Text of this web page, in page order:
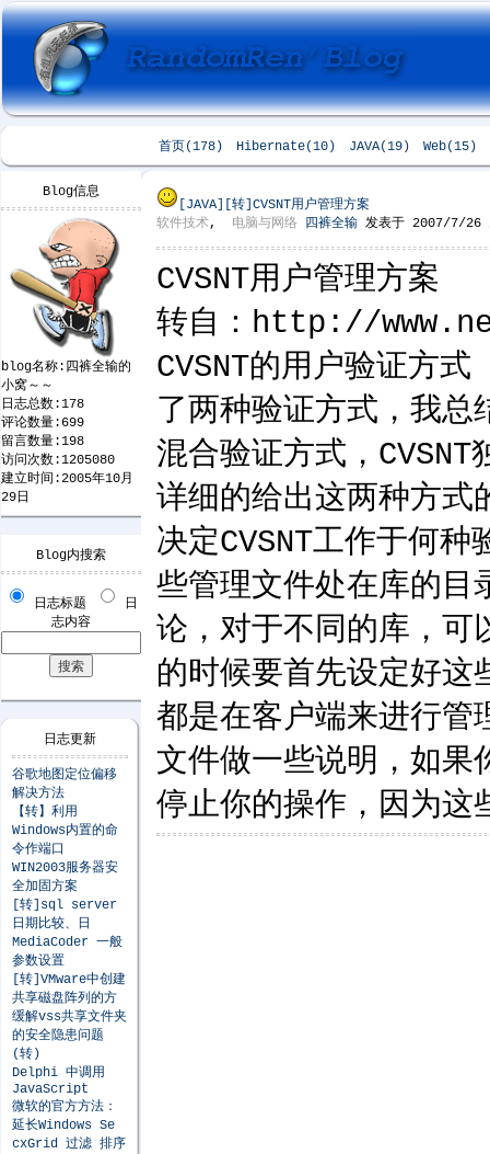
首页(178) Hibernate(10) JAVA(19) Web(15)
Blog信息
blog名称:四裤全输的
小窝～～
日志总数:178
评论数量:699
留言数量:198
访问次数:1205080
建立时间:2005年10月
29日
Blog内搜索
日志标题
日
志内容
日志更新
谷歌地图定位偏移
解决方法
【转】利用
Windows内置的命
令作端口
WIN2003服务器安
全加固方案
[转]sql server
日期比较、日
MediaCoder 一般
参数设置
[转]VMware中创建
共享磁盘阵列的方
缓解vss共享文件夹
的安全隐患问题
(转)
Delphi 中调用
JavaScript
微软的官方方法：
延长Windows Se
cxGrid 过滤 排序
[JAVA]
[转]CVSNT用户管理方案
软件技术, 电脑与网络 四裤全输 发表于 2007/7/26
CVSNT用户管理方案
转自：http://
CVSNT的用户验证方
了两种验证方式，我总
混合验证方式，
详细的给出这两种方式
决定CVSNT工作于何
些管理文件处在库的目
论，对于不同的库，可
的时候要首先设定好
都是在客户端来进行管
文件做一些说明，如果
停止你的操作，因为这